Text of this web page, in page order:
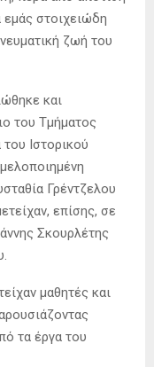
εμάς στοιχειώδη
ζωή του
και
του Τμήματος
Ιστορικού
Γρέντζελου
επίσης, σε
Σκουρλέτης
μαθητές και
τα έργα του